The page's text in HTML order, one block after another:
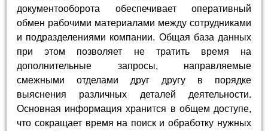
документооборота обеспечивает оперативный
обмен рабочими материалами между сотрудниками
и подразделениями компании. Общая база данных
при этом позволяет не тратить время на
дополнительные запросы, направляемые
смежными отделами друг другу в порядке
выяснения различных деталей деятельности.
Основная информация хранится в общем доступе,
что сокращает время на поиск и обработку нужных